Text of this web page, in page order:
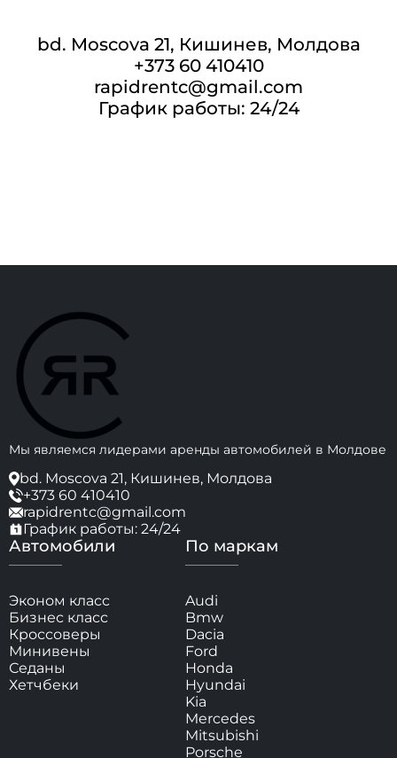
bd. Moscova 21, Кишинев, Молдова
+373 60 410410
rapidrentc@gmail.com
График работы: 24/24
Мы являемся лидерами аренды автомобилей в Молдове
bd. Moscova 21, Кишинев, Молдова
+373 60 410410
rapidrentc@gmail.com
График работы: 24/24
Автомобили
Эконом класс
Бизнес класс
Кроссоверы
Минивены
Седаны
Хетчбеки
По маркам
Audi
Bmw
Dacia
Ford
Honda
Hyundai
Kia
Mercedes
Mitsubishi
Porsche